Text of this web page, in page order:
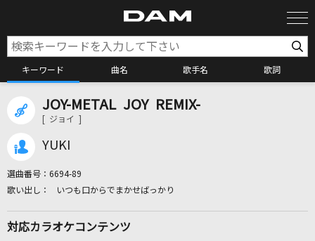
キーワード 曲名 歌手名 歌詞
カラオケ検索
JOY-METAL JOY REMIX-
[ ジョイ ]
YUKI
選曲番号： 6694-89
いつも口からでまかせばっかり
対応カラオケコンテンツ